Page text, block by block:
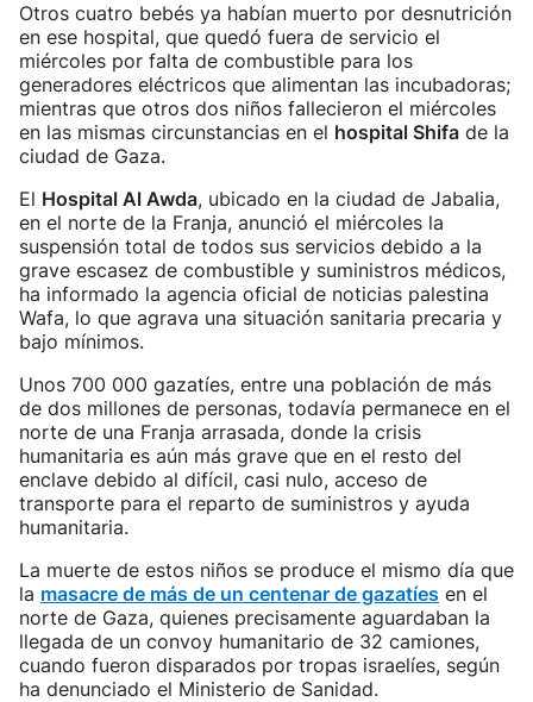
Otros cuatro bebés ya habían muerto por desnutrición
en ese hospital, que quedó fuera de servicio el
miércoles por falta de combustible para los
generadores eléctricos que alimentan las incubadoras;
mientras que otros dos niños fallecieron el miércoles
en las mismas circunstancias en el hospital Shifa de la
ciudad de Gaza.
El Hospital Al Awda, ubicado en la ciudad de Jabalia,
en el norte de la Franja, anunció el miércoles la
suspensión total de todos sus servicios debido a la
grave escasez de combustible y suministros médicos,
ha informado la agencia oficial de noticias palestina
Wafa, lo que agrava una situación sanitaria precaria y
bajo mínimos.
Unos 700 000 gazatíes, entre una población de más
de dos millones de personas, todavía permanece en el
norte de una Franja arrasada, donde la crisis
humanitaria es aún más grave que en el resto del
enclave debido al difícil, casi nulo, acceso de
transporte para el reparto de suministros y ayuda
humanitaria.
La muerte de estos niños se produce el mismo día que
la masacre de más de un centenar de gazatíes en el
norte de Gaza, quienes precisamente aguardaban la
llegada de un convoy humanitario de 32 camiones,
cuando fueron disparados por tropas israelíes, según
ha denunciado el Ministerio de Sanidad.